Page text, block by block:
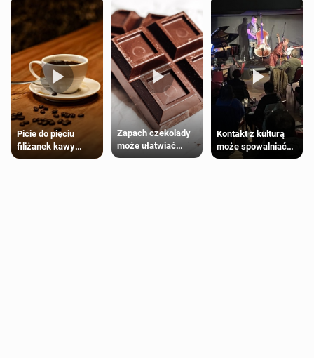
Picie do pięciu
filiżanek kawy
dziennie jest
Zapach czekolady
może ułatwiać
trening siłowy
Kontakt z kulturą
może spowalniać
starzenie